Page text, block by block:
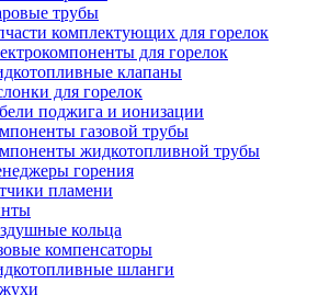
трубы
комплектующих для горелок
для горелок
клапаны
для горелок
поджига и ионизации
газовой трубы
жидкотопливной трубы
горения
пламени
кольца
компенсаторы
шланги